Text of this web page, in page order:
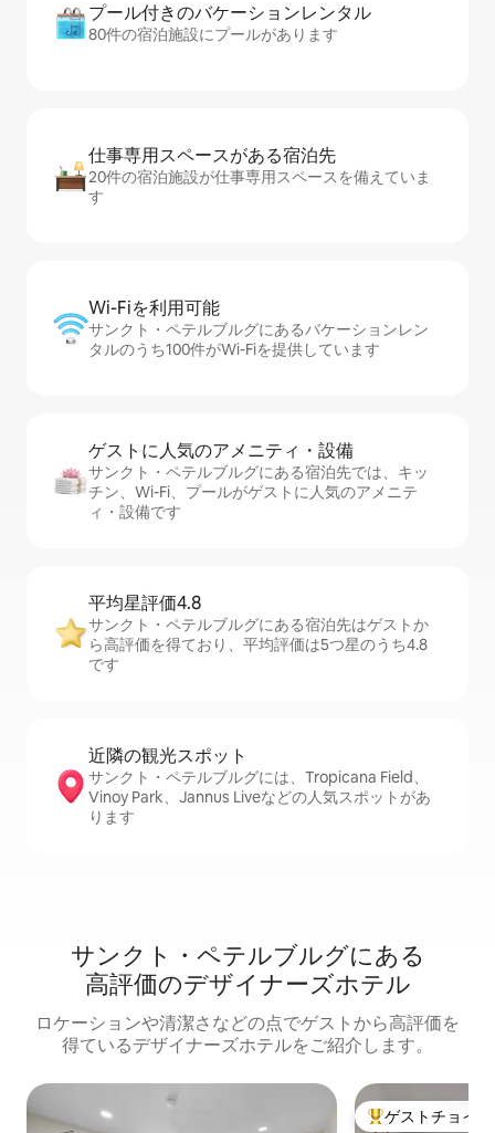
プール付きのバ⁠ケ⁠ー⁠シ⁠ョ⁠ンレ⁠ン⁠タ⁠ル
80件の宿泊施設にプールがあります
仕事専用ス⁠ペ⁠ー⁠スがあ⁠る宿⁠泊⁠先
20件の宿泊施設が仕事専用スペースを備えていま
す
Wi-Fiを利⁠用⁠可⁠能
サンクト・ペテルブルグにあるバケーションレン
タルのうち100件がWi-Fiを提供しています
ゲストに人⁠気⁠のア⁠メ⁠ニ⁠テ⁠ィ・設⁠備
サンクト・ペテルブルグにある宿泊先では、キッ
チン、Wi-Fi、プールがゲストに人気のアメニテ
ィ・設備です
平均星評価4.8
サンクト・ペテルブルグにある宿泊先はゲストか
ら高評価を得ており、平均評価は5つ星のうち4.8
です
近隣の観光ス⁠ポ⁠ッ⁠ト
サンクト・ペテルブルグには、Tropicana Field、
Vinoy Park、Jannus Liveなどの人気スポットがあ
ります
サンクト・ペテルブルグにある
高⁠評⁠価⁠のデ⁠ザ⁠イ⁠ナ⁠ー⁠ズホ⁠テ⁠ル
ロケーションや清⁠潔⁠さ⁠な⁠ど⁠の点⁠でゲ⁠ス⁠ト⁠か⁠ら高⁠評⁠価⁠を
得⁠て⁠い⁠るデ⁠ザ⁠イ⁠ナ⁠ー⁠ズホ⁠テ⁠ル⁠をご⁠紹⁠介し⁠ま⁠す⁠。
大好評のゲスト
ゲストチョイス